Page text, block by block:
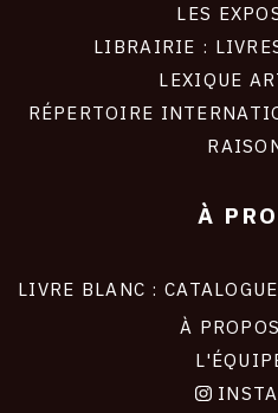
LES
LIBRAIRIE :
LEXIQUE
RÉPERTOIRE
À
LIVRE BLANC :
À